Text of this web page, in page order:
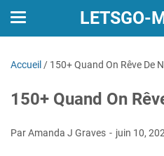
LETSGO-
Accueil / 150+ Quand On Rêve De
150+ Quand On
Par Amanda J Graves juin 10,